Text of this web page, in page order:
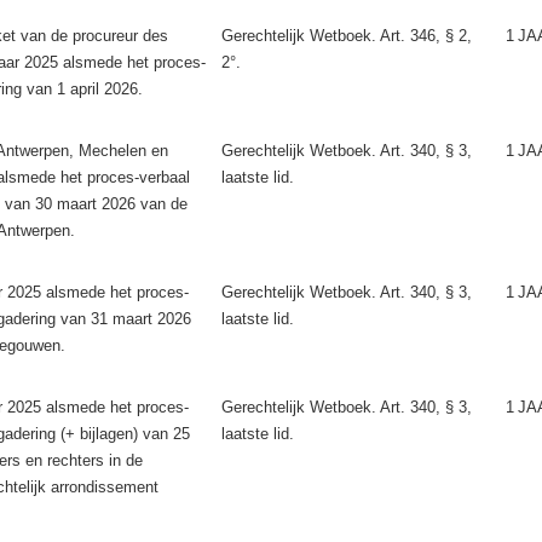
van de procureur des
2025 alsmede het proces-
van 1 april 2026.
Gerechtelijk Wetboek. Art. 346, § 2,
2°.
1
Mechelen en
het proces-verbaal
30 maart 2026 van de
Gerechtelijk Wetboek. Art. 340, § 3,
laatste lid.
1
alsmede het proces-
van 31 maart 2026
Gerechtelijk Wetboek. Art. 340, § 3,
laatste lid.
1
alsmede het proces-
(+ bijlagen) van 25
en rechters in de
arrondissement
Gerechtelijk Wetboek. Art. 340, § 3,
laatste lid.
1